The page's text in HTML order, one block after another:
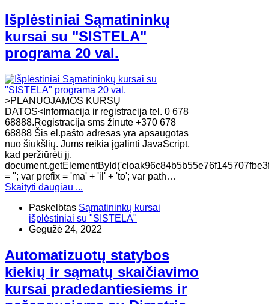
Išplėstiniai Sąmatininkų
kursai su "SISTELA"
programa 20 val.
>PLANUOJAMOS KURSŲ
DATOS<Informacija ir registracija tel. 0 678
68888.Registracija sms žinute +370 678
68888 Šis el.pašto adresas yra apsaugotas
nuo šiukšlių. Jums reikia įgalinti JavaScript,
kad peržiūrėti jį.
= ''; var prefix = 'ma' + 'il' + 'to'; var path…
Skaityti daugiau ...
Paskelbtas Sąmatininkų kursai
išplėstiniai su "SISTELA"
Gegužė 24, 2022
Automatizuotų statybos
kiekių ir sąmatų skaičiavimo
kursai pradedantiesiems ir